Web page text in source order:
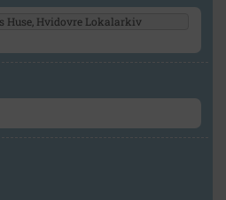
Huse, Hvidovre Lokalarkiv